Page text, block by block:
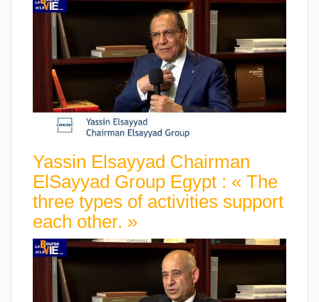
Yassin Elsayyad Chairman
ElSayyad Group Egypt : « The
three types of activities support
each other. »